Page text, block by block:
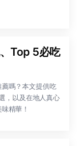
Top 5必吃
嗎？本文提供吃
，以及在地人真心
精華！